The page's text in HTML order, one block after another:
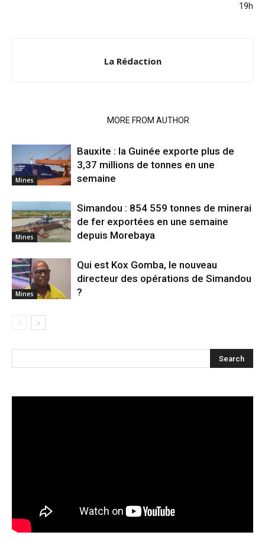
19h
La Rédaction
MORE FROM AUTHOR
Mines
Bauxite : la Guinée exporte plus de
3,37 millions de tonnes en une
semaine
Mines
Simandou : 854 559 tonnes de minerai
de fer exportées en une semaine
depuis Morebaya
Mines
Qui est Kox Gomba, le nouveau
directeur des opérations de Simandou
?